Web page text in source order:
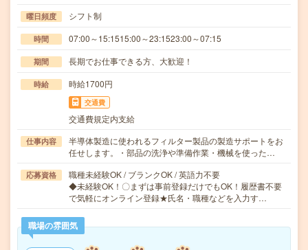
曜日頻度 シフト制
時間 07:00～15:1515:00～23:1523:00～07:15
期間 長期でお仕事できる方、大歓迎！
時給 時給1700円
交通費
交通費規定内支給
仕事内容
半導体製造に使われるフィルター製品の製造サポートをお
任せします。・部品の洗浄や準備作業・機械を使った…
応募資格
職種未経験OK / ブランクOK / 英語力不要
◆未経験OK！〇まずは事前登録だけでもOK！履歴書不要
で気軽にオンライン登録★氏名・職種などを入力す…
職場の雰囲気